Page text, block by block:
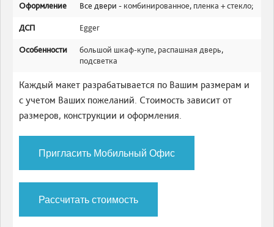
Оформление Все двери - комбинированное, пленка + стекло;
ДСП Egger
Особенности большой шкаф-купе, распашная дверь,
подсветка
Каждый макет разрабатывается по Вашим размерам и
с учетом Ваших пожеланий. Стоимость зависит от
размеров, конструкции и оформления.
Пригласить Мобильный Офис
Рассчитать стоимость